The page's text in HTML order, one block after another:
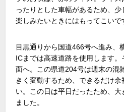
ったりとした車幅があるため、
楽しみたいときにはもってこいで
目黒通りから国道466号へ進み、
ICまでは高速道路を使用します
面へ。この県道204号は週末の混
きく変動するため、できるだけ
い。この日は平日だったため、
ました。